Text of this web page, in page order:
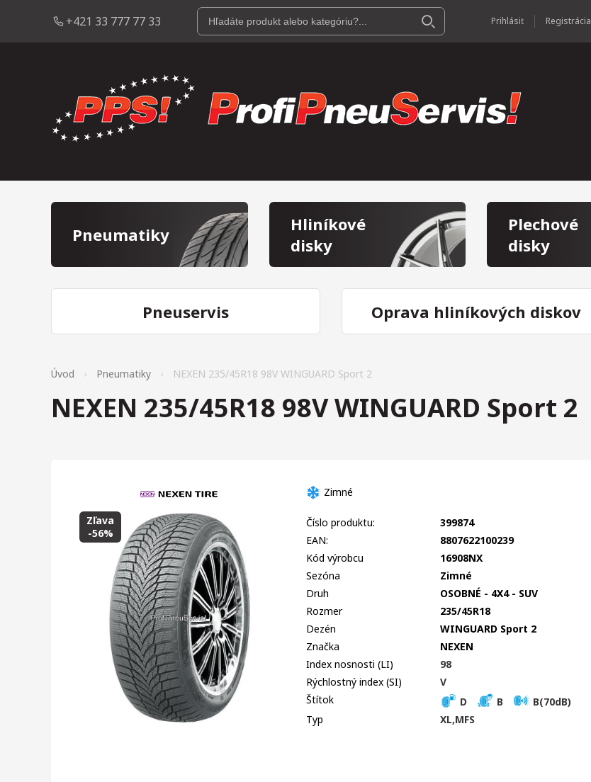
+421 33 777 77 33 Prihlásiť Registrácia
Pneumatiky
Hliníkové
disky
Plechové
disky
Pneuservis Oprava hliníkových diskov
Úvod Pneumatiky NEXEN 235/45R18 98V WINGUARD Sport 2
NEXEN 235/45R18 98V WINGUARD Sport 2
Zľava
-56%
Zimné
Číslo produktu:
399874
EAN:
8807622100239
Kód výrobcu
16908NX
Sezóna
Zimné
Druh
OSOBNÉ - 4X4 - SUV
Rozmer
235/45R18
Dezén
WINGUARD Sport 2
Značka
NEXEN
Index nosnosti (LI)
98
Rýchlostný index (SI)
V
Štítok
D B
B(70dB)
Typ
XL,MFS